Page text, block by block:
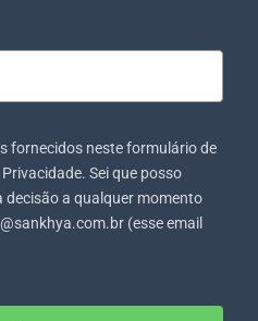
fornecidos neste formulário de
Sei que posso
decisão a qualquer momento
(esse email